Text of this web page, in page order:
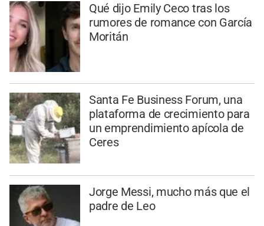
Qué dijo Emily Ceco tras los
rumores de romance con García
Moritán
Santa Fe Business Forum, una
plataforma de crecimiento para
un emprendimiento apícola de
Ceres
Jorge Messi, mucho más que el
padre de Leo